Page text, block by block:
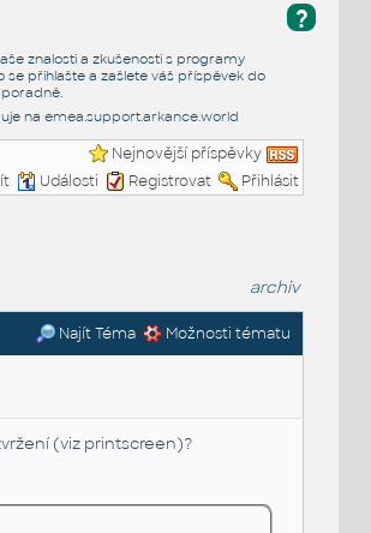
?
znalosti a zkušenosti s programy
se přihlašte a zašlete váš příspěvek do
.
na emea.support.arkance.world
Nejnovější příspěvky
Události Registrovat Přihlásit
archiv
Najít Téma Možnosti tématu
(viz printscreen)?